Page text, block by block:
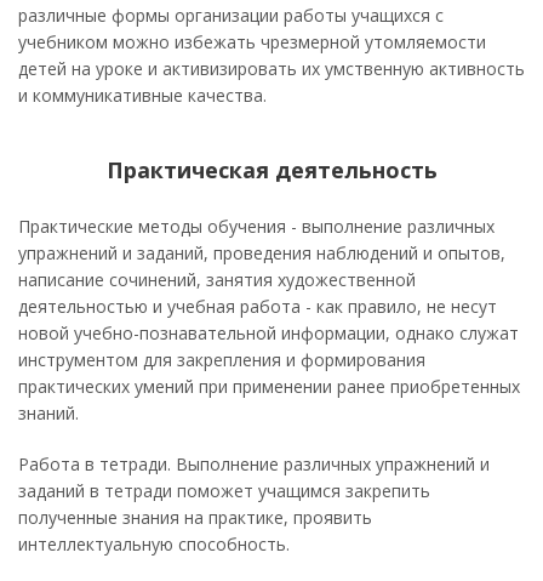
различные формы организации работы учащихся с
учебником можно избежать чрезмерной утомляемости
детей на уроке и активизировать их умственную активность
и коммуникативные качества.
Практическая деятельность
Практические методы обучения - выполнение различных
упражнений и заданий, проведения наблюдений и опытов,
написание сочинений, занятия художественной
деятельностью и учебная работа - как правило, не несут
новой учебно-познавательной информации, однако служат
инструментом для закрепления и формирования
практических умений при применении ранее приобретенных
знаний.
Работа в тетради. Выполнение различных упражнений и
заданий в тетради поможет учащимся закрепить
полученные знания на практике, проявить
интеллектуальную способность.